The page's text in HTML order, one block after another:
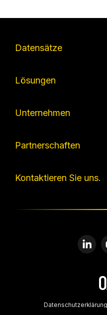
Datensätze
Lösungen
Unternehmen
Partnerschaften
Kontaktieren Sie uns.
Datenschutzerklärung